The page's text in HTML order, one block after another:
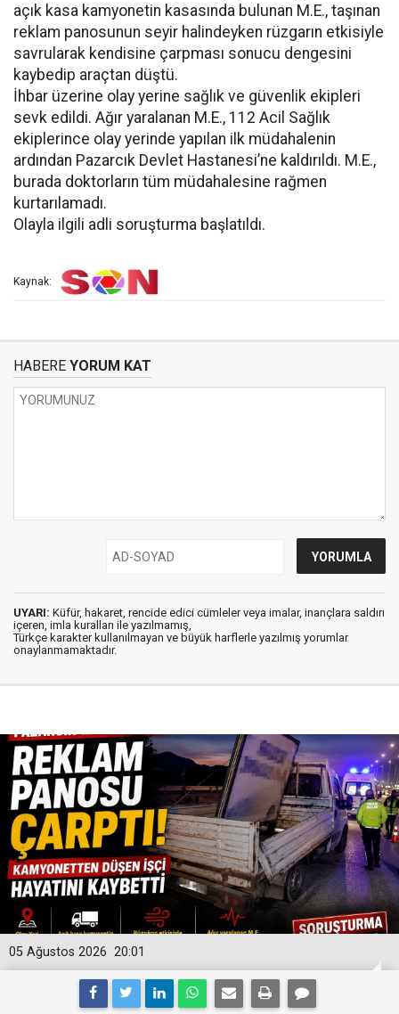
açık kasa kamyonetin kasasında bulunan M.E., taşınan
reklam panosunun seyir halindeyken rüzgarın etkisiyle
savrularak kendisine çarpması sonucu dengesini
kaybedip araçtan düştü.
İhbar üzerine olay yerine sağlık ve güvenlik ekipleri
sevk edildi. Ağır yaralanan M.E., 112 Acil Sağlık
ekiplerince olay yerinde yapılan ilk müdahalenin
ardından Pazarcık Devlet Hastanesi’ne kaldırıldı. M.E.,
burada doktorların tüm müdahalesine rağmen
kurtarılamadı.
Olayla ilgili adli soruşturma başlatıldı.
Kaynak:
HABERE YORUM KAT
UYARI: Küfür, hakaret, rencide edici cümleler veya imalar, inançlara saldırı
içeren, imla kuralları ile yazılmamış,
Türkçe karakter kullanılmayan ve büyük harflerle yazılmış yorumlar
onaylanmamaktadır.
20:01
05 Ağustos 2026